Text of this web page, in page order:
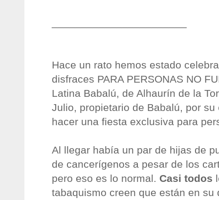
Hace un rato hemos estado
disfraces PARA PERSONAS NO
Latina Babalú, de Alhaurín de la
Julio, propietario de Babalú, por
hacer una fiesta exclusiva para
Al llegar había un par de hijas de
de cancerígenos a pesar de los
pero eso es lo normal. Casi todos
tabaquismo creen que están en su